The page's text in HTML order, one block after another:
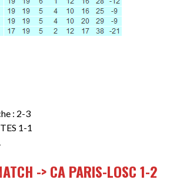
: 2-3
1-1
-> CA PARIS-LOSC 1-2